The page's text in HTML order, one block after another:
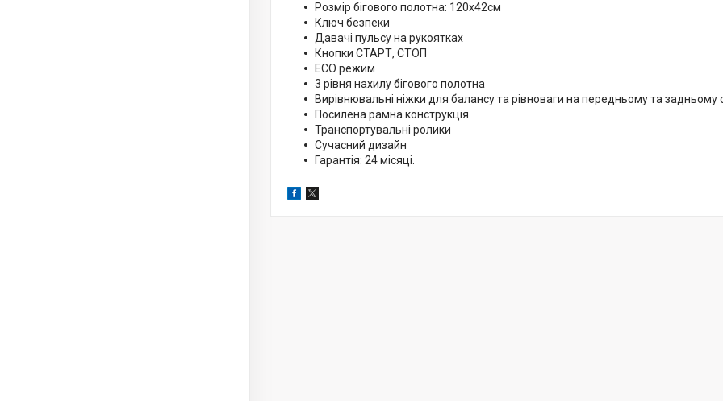
Розмір бігового полотна: 120х42см
Ключ безпеки
Давачі пульсу на рукоятках
Кнопки СТАРТ, СТОП
ECO режим
3 рівня нахилу бігового полотна
Вирівнювальні ніжки для балансу та рівноваги на передньому та задньому
Посилена рамна конструкція
Транспортувальні ролики
Сучасний дизайн
Гарантія: 24 місяці.